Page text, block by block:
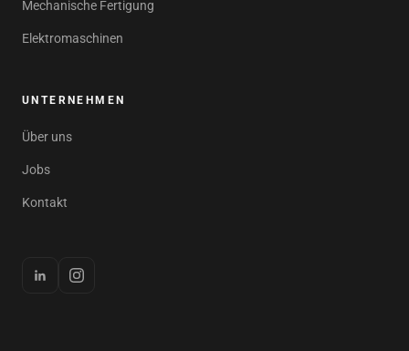
Mechanische Fertigung
Elektromaschinen
UNTERNEHMEN
Über uns
Jobs
Kontakt